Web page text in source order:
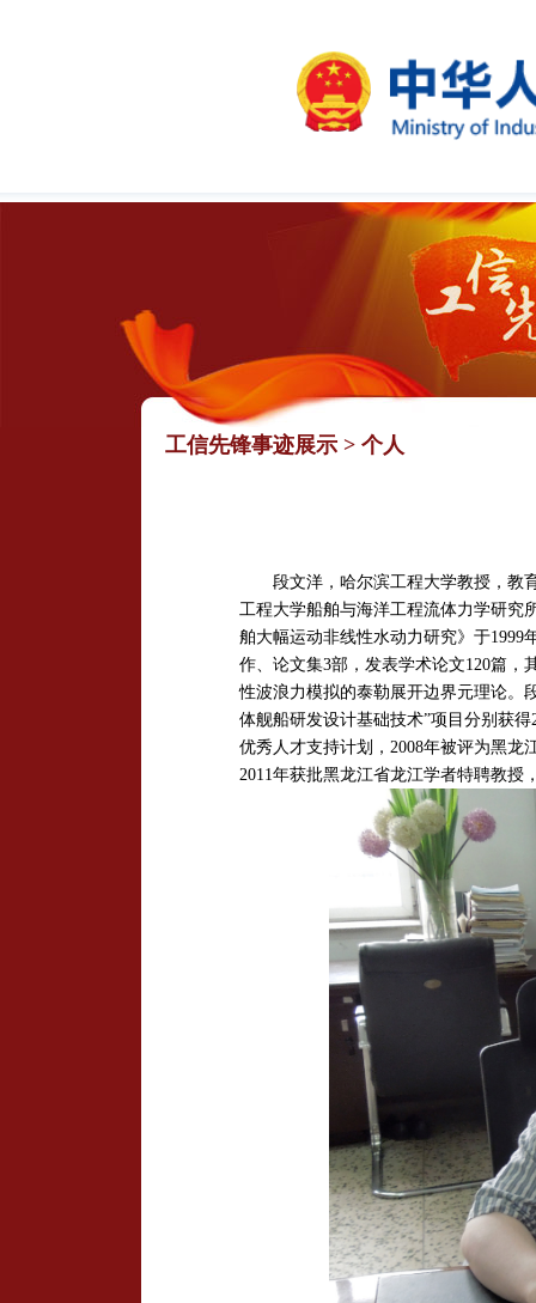
工信先锋事迹展示 > 个人
段文洋，哈尔滨工程大学教授，教
工程大学船舶与海洋工程流体力学研究
舶大幅运动非线性水动力研究》于
作、论文集3部，发表学术论文120篇，
性波浪力模拟的泰勒展开边界元理论。
体舰船研发设计基础技术”项目分别获
优秀人才支持计划，2008年被评为黑龙
2011年获批黑龙江省龙江学者特聘教授